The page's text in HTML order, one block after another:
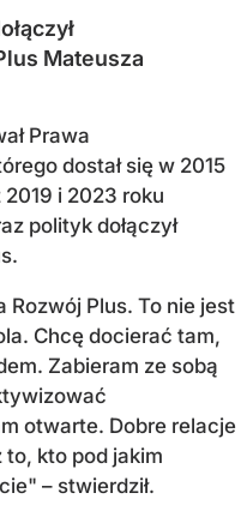
Mateusza
Prawa
dostał się w 2015
i 2023 roku
polityk dołączył
Rozwój Plus. To nie jest
Chcę docierać tam,
Zabieram ze sobą
otwarte. Dobre relacje
to, kto pod jakim
– stwierdził.